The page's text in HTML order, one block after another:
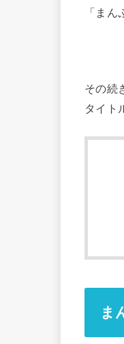
「ま
その続
タイト
ま